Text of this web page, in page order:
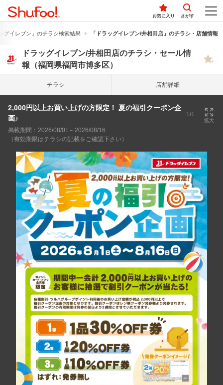
お気に入り さがす
グイレブン」のチラシ検索結果 「ドラッグイレブン/井相田店」のチラシ・店舗情報
ドラッグイレブン/井相田店のチラシ・セール情
報（福岡県福岡市博多区）
チラシ 店舗詳細
2,000円以上お買い上げの方限定！ 夏の福引クーポン企
画♪
1/1
拡大
掲載期間：2026/08/01～2026/08/16
（有効期限はチラシの記載をご確認下さい）